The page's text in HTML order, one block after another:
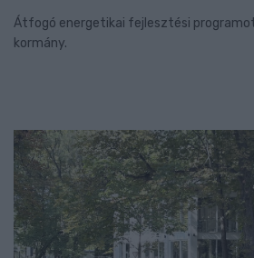
Átfogó energetikai fejlesztési
kormány.